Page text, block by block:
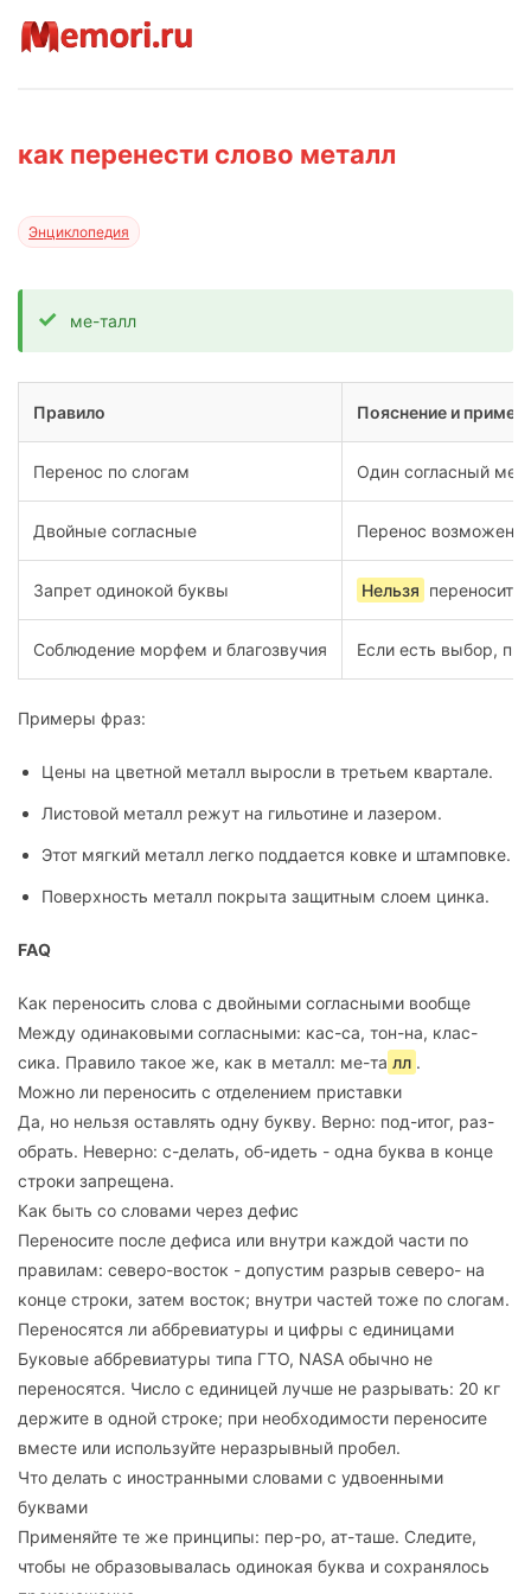
как перенести слово металл
Энциклопедия
ме-талл
Правило Пояснение и
Перенос по слогам Один согласный
Двойные согласные Перенос возможен
Запрет одинокой буквы Нельзя переносить
Соблюдение морфем и благозвучия Если есть выбор,
Примеры фраз:
Цены на цветной металл выросли в третьем квартале.
Листовой металл режут на гильотине и лазером.
Этот мягкий металл легко поддается ковке и штамповке.
Поверхность металл покрыта защитным слоем цинка.
FAQ
Как переносить слова с двойными согласными вообще
Между одинаковыми согласными: кас-са, тон-на, клас-
сика. Правило такое же, как в металл: ме-та лл .
Можно ли переносить с отделением приставки
Да, но нельзя оставлять одну букву. Верно: под-итог, раз-
обрать. Неверно: с-делать, об-идеть - одна буква в конце
строки запрещена.
Как быть со словами через дефис
Переносите после дефиса или внутри каждой части по
правилам: северо-восток - допустим разрыв северо- на
конце строки, затем восток; внутри частей тоже по слогам.
Переносятся ли аббревиатуры и цифры с единицами
Буковые аббревиатуры типа ГТО, NASA обычно не
переносятся. Число с единицей лучше не разрывать: 20 кг
держите в одной строке; при необходимости переносите
вместе или используйте неразрывный пробел.
Что делать с иностранными словами с удвоенными
буквами
Применяйте те же принципы: пер-ро, ат-таше. Следите,
чтобы не образовывалась одинокая буква и сохранялось